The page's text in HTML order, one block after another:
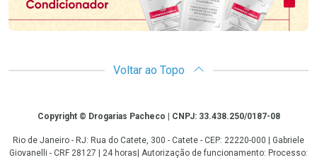
Voltar ao Topo
CopyrightCopyright © Drogarias Pacheco | CNPJ: 33.438.250/0187-08
Rio de Janeiro - RJ: Rua do Catete, 300 - Catete - CEP: 22220-000 | Gabriele
Giovanelli - CRF 28127 | 24 horas| Autorização de funcionamento: Processo: